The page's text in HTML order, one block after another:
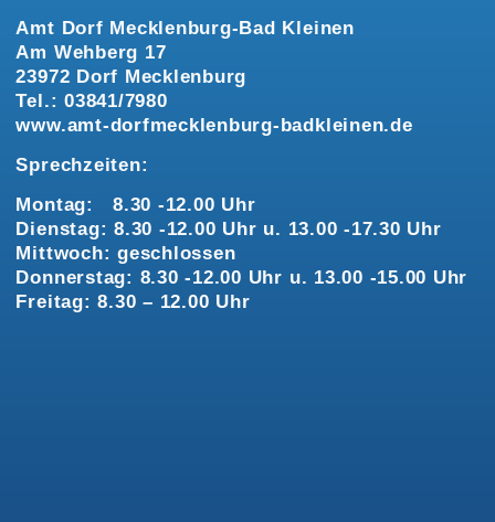
Amt Dorf Mecklenburg-Bad Kleinen
Am Wehberg 17
23972 Dorf Mecklenburg
Tel.: 03841/7980
www.amt-dorfmecklenburg-badkleinen.de
Sprechzeiten:
Montag: 8.30 -12.00 Uhr
Dienstag: 8.30 -12.00 Uhr u. 13.00 -17.30 Uhr
Mittwoch: geschlossen
Donnerstag: 8.30 -12.00 Uhr u. 13.00 -15.00 Uhr
Freitag: 8.30 – 12.00 Uhr